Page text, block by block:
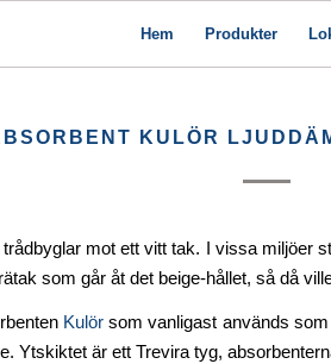
Hem Produkter
KULÖR
mot ett vitt tak. I vissa miljöer
som går åt det beige-hållet, så då
Kulör som vanligast används
Ytskiktet är ett Trevira tyg,